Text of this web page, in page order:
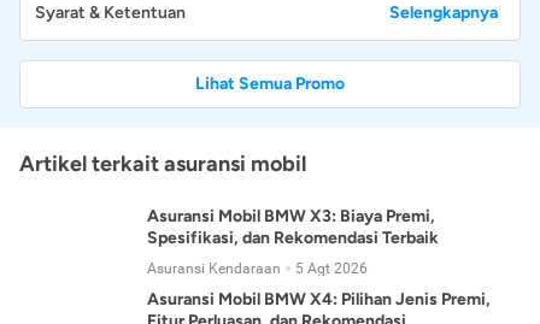
Syarat & Ketentuan Selengkapnya
Lihat Semua Promo
Artikel terkait asuransi mobil
Asuransi Mobil BMW X3: Biaya Premi,
Spesifikasi, dan Rekomendasi Terbaik
Asuransi Kendaraan 5 Agt 2026
Asuransi Mobil BMW X4: Pilihan Jenis Premi,